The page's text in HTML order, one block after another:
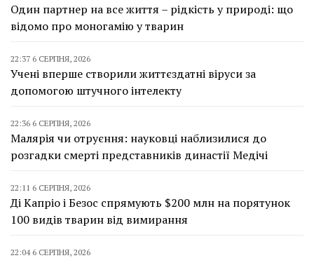
Один партнер на все життя – рідкість у природі: що
відомо про моногамію у тварин
22:37 6 СЕРПНЯ, 2026
Учені вперше створили життєздатні віруси за
допомогою штучного інтелекту
22:36 6 СЕРПНЯ, 2026
Малярія чи отруєння: науковці наблизилися до
розгадки смерті представників династії Медічі
22:11 6 СЕРПНЯ, 2026
Ді Капріо і Безос спрямують $200 млн на порятунок
100 видів тварин від вимирання
22:04 6 СЕРПНЯ, 2026